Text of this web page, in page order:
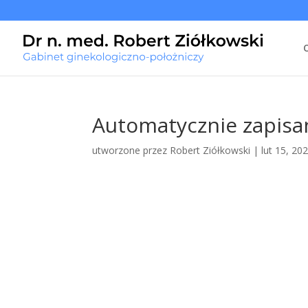
Automatycznie
utworzone przez Robert Ziółkowski |lut 15,